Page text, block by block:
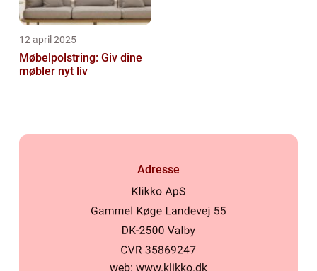
12 april 2025
Møbelpolstring: Giv dine
møbler nyt liv
Adresse
web: www.klikko.dk